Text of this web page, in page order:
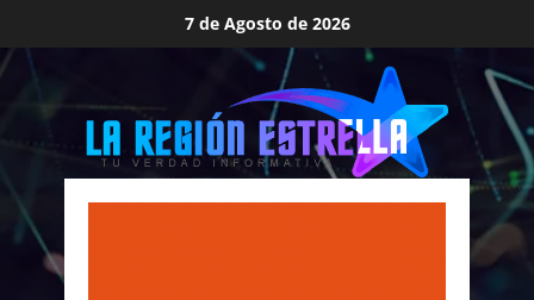
al
contenido
7 de Agosto de 2026